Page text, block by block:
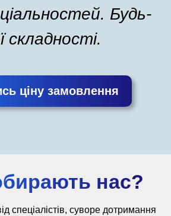
Будь-
складності.
ціну замовлення
нас?
спеціалістів, суворе дотримання